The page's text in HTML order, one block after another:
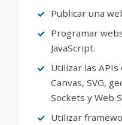
Publicar una
Programar
JavaScript.
Utilizar las APIs
Canvas, SVG,
Sockets y Web
Utilizar